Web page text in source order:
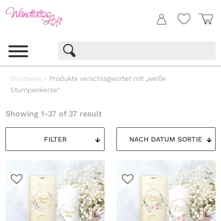
Startseite > Produkte verschlagwortet mit „weiße
Stumpenkerze“
FILTER
Showing 1-37 of 37 result